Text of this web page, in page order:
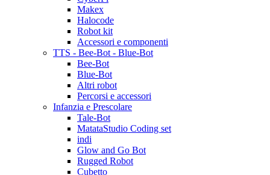
Makex
Halocode
Robot kit
Accessori e componenti
TTS - Bee-Bot - Blue-Bot
Bee-Bot
Blue-Bot
Altri robot
Percorsi e accessori
Infanzia e Prescolare
Tale-Bot
MatataStudio Coding set
indi
Glow and Go Bot
Rugged Robot
Cubetto